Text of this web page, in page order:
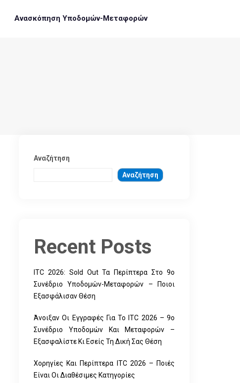
Ανασκόπηση Υποδομών-Μεταφορών
Αναζήτηση
Αναζήτηση
Recent Posts
ITC 2026: Sold Out Τα Περίπτερα Στο 9ο
Συνέδριο Υποδομών-Μεταφορών – Ποιοι
Εξασφάλισαν Θέση
Άνοιξαν Οι Εγγραφές Για Το ITC 2026 – 9ο
Συνέδριο Υποδομών Και Μεταφορών –
Εξασφαλίστε Κι Εσείς Τη Δική Σας Θέση
Χορηγίες Και Περίπτερα ITC 2026 – Ποιές
Είναι Οι Διαθέσιμες Κατηγορίες